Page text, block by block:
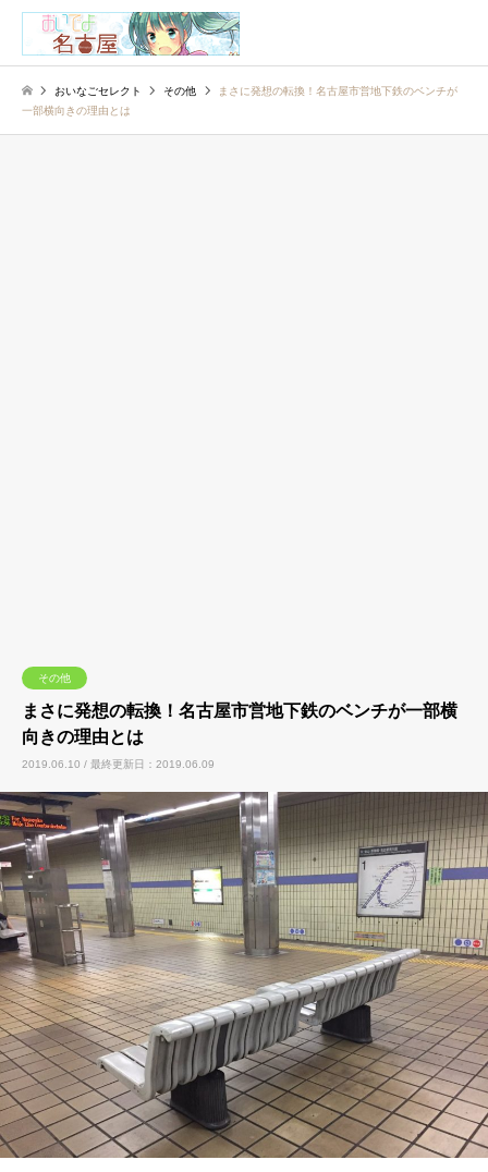
おいなごセレクト その他
まさに発想の転換！名古屋市営地下鉄のベンチが
一部横向きの理由とは
その他
まさに発想の転換！名古屋市営地下鉄のベンチが一部横
向きの理由とは
2019.06.10 / 最終更新日：2019.06.09